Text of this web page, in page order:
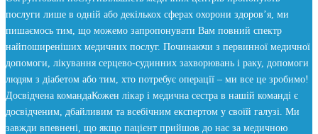
послуги лише в одній або декількох сферах охорони здоров’я, ми
пишаємось тим, що можемо запропонувати Вам повний спектр
найпоширеніших медичних послуг. Починаючи з первинної медичної
допомоги, лікування серцево-судинних захворювань і раку, допомоги
людям з діабетом або тим, хто потребує операції – ми все це зробимо!
Досвідчена командаКожен лікар і медична сестра в нашій команді є
досвідченим, дбайливим та всебічним експертом у своїй галузі. Ми
завжди впевнені, що якщо пацієнт прийшов до нас за медичною